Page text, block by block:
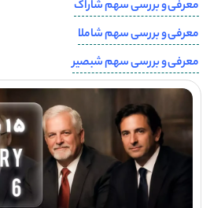
معرفی و بررسی سهم شاراک
معرفی و بررسی سهم شاملا
معرفی و بررسی سهم شبصیر